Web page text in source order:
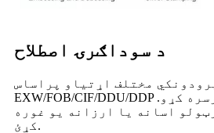
د سوداګرۍ اصطلاح
مختلف اړتیاو پراساس
EXW/FOB/CIF/DDU/DDP سوداګریز اصطلاح ترسره کړو.
اسانه یا ارزانه یو غوره
کړئ.